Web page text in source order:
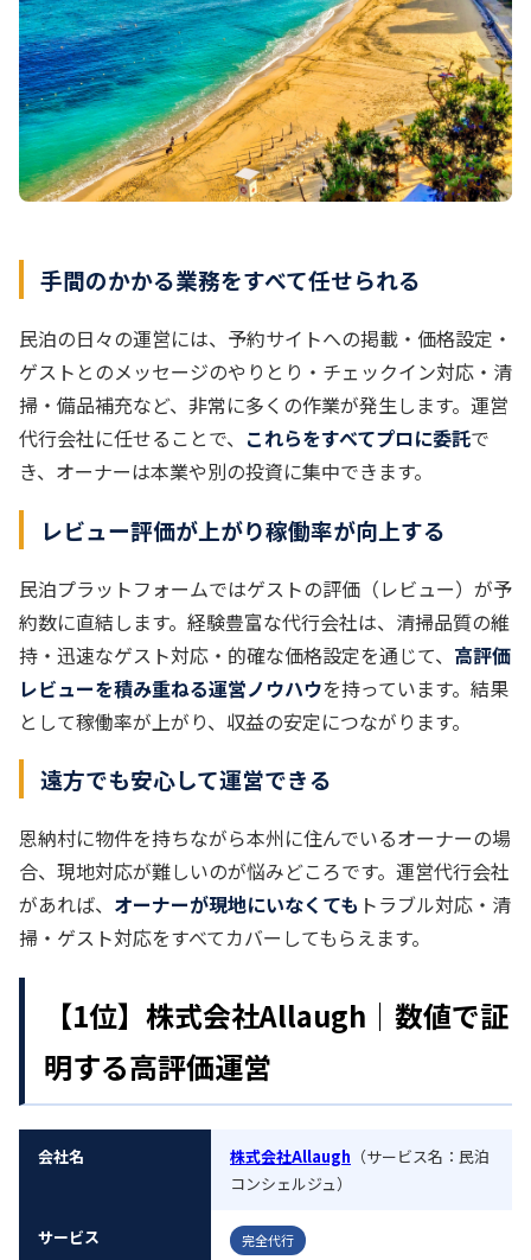
手間のかかる業務をすべて任せられる
民泊の日々の運営には、予約サイトへの掲載・価格設定・
ゲストとのメッセージのやりとり・チェックイン対応・清
掃・備品補充など、非常に多くの作業が発生します。運営
代行会社に任せることで、 これらをすべてプロに委託で
き、オーナーは本業や別の投資に集中できます。
レビュー評価が上がり稼働率が向上する
民泊プラットフォームではゲストの評価（レビュー）が予
約数に直結します。経験豊富な代行会社は、清掃品質の維
持・迅速なゲスト対応・的確な価格設定を通じて、 高評価
レビューを積み重ねる運営ノウハウを持っています。結果
として稼働率が上がり、収益の安定につながります。
遠方でも安心して運営できる
恩納村に物件を持ちながら本州に住んでいるオーナーの場
合、現地対応が難しいのが悩みどころです。運営代行会社
があれば、 オーナーが現地にいなくても トラブル対応・清
掃・ゲスト対応をすべてカバーしてもらえます。
【1位】株式会社Allaugh｜数値で証
明する高評価運営
会社名 株式会社Allaugh （サービス名：民泊
コンシェルジュ）
サービス 完全代行